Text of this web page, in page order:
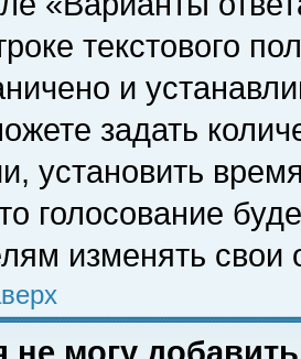
текстового
и
задать
установить
голосование
изменять свои